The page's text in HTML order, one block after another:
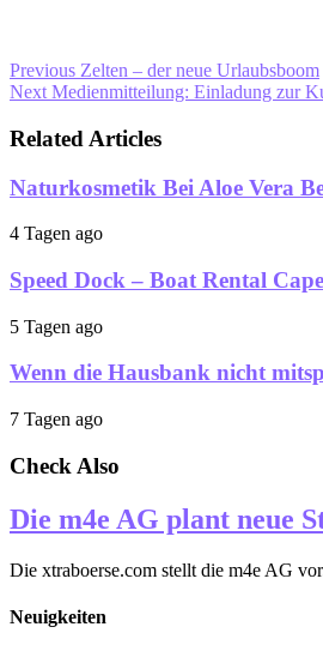
Previous Zelten – der neue Urlaubsboom
Next Medienmitteilung: Einladung zur
Related Articles
Naturkosmetik Bei Aloe Vera
4 Tagen ago
Speed Dock – Boat Rental
5 Tagen ago
Wenn die Hausbank nicht
7 Tagen ago
Check Also
Die m4e AG plant neue
Die xtraboerse.com stellt die m4e AG
Neuigkeiten